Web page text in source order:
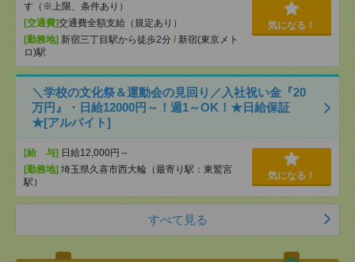
す（※上限、条件あり）
[交通費]交通費全額支給（規定あり）
[勤務地] 新宿三丁目駅から徒歩2分 / 新宿(東京メト
ロ)駅
気になる！
＼学校の文化祭＆運動会の見回り／入社祝い金『20
万円』・日給12000円～！週1～OK！★日給保証
★[アルバイト]
[給 与] 日給12,000円～
[勤務地] 埼玉県久喜市西大輪（最寄り駅：東鷲宮
駅）
気になる！
すべて見る